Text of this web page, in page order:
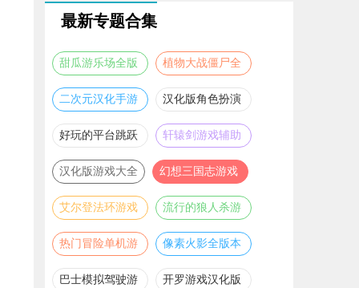
最新专题合集
甜瓜游乐场全版
本合集
植物大战僵尸全
版本合集
二次元汉化手游
推荐
汉化版角色扮演
游戏大全
好玩的平台跳跃
游戏合集
轩辕剑游戏辅助
合集
汉化版游戏大全
幻想三国志游戏
辅助合集
艾尔登法环游戏
辅助合集
流行的狼人杀游
戏合集
热门冒险单机游
戏合集
像素火影全版本
合集
巴士模拟驾驶游
开罗游戏汉化版